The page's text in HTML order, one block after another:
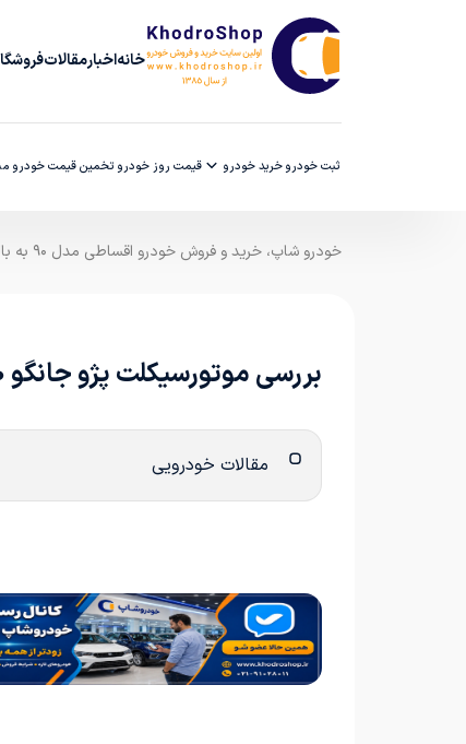
خانهاخبارمقالات
ثبت خودروخرید خودرو قیمت روز خودرو تخمین قیمت خودرو
خودرو شاپ، خرید و فروش خودرو اقساطی مدل ۹۰ به بالا با ضمانت کارشناسی
بررسی موتورسیکلت پژو جانگو 150
مقالات خودرویی